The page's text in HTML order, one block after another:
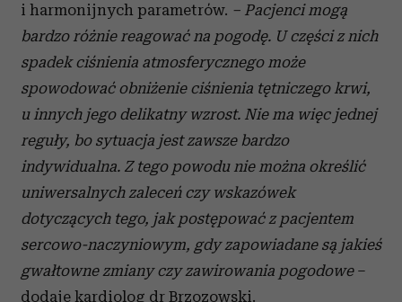
i harmonijnych parametrów. – Pacjenci mogą
bardzo różnie reagować na pogodę. U części z nich
spadek ciśnienia atmosferycznego może
spowodować obniżenie ciśnienia tętniczego krwi,
u innych jego delikatny wzrost. Nie ma więc jednej
reguły, bo sytuacja jest zawsze bardzo
indywidualna. Z tego powodu nie można określić
uniwersalnych zaleceń czy wskazówek
dotyczących tego, jak postępować z pacjentem
sercowo-naczyniowym, gdy zapowiadane są jakieś
gwałtowne zmiany czy zawirowania pogodowe –
dodaje kardiolog dr Brzozowski.